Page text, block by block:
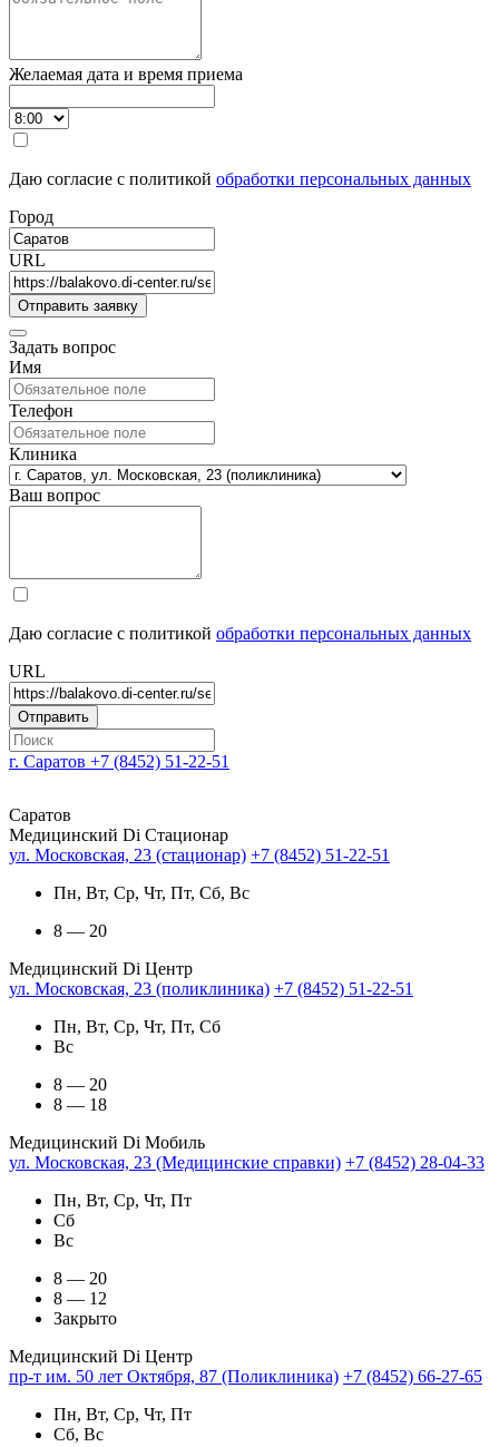
Желаемая дата и время приема
Даю согласие с политикой обработки персональных данных
Город
URL
Задать вопрос
Имя
Телефон
Клиника
Ваш вопрос
Даю согласие с политикой обработки персональных данных
URL
г. Саратов +7 (8452) 51-22-51
Саратов
Медицинский Di Стационар
ул. Московская, 23 (стационар) +7 (8452) 51-22-51
Пн, Вт, Ср, Чт, Пт, Сб, Вс
8 — 20
Медицинский Di Центр
ул. Московская, 23 (поликлиника) +7 (8452) 51-22-51
Пн, Вт, Ср, Чт, Пт, Сб
Вс
8 — 20
8 — 18
Медицинский Di Мобиль
ул. Московская, 23 (Медицинские справки) +7 (8452) 28-04-33
Пн, Вт, Ср, Чт, Пт
Сб
Вс
8 — 20
8 — 12
Закрыто
Медицинский Di Центр
пр-т им. 50 лет Октября, 87 (Поликлиника) +7 (8452) 66-27-65
Пн, Вт, Ср, Чт, Пт
Сб, Вс